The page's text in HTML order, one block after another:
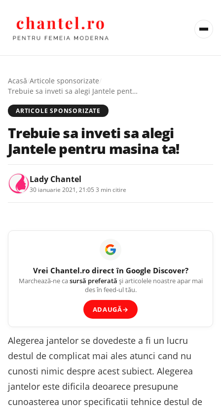
Acasă/Articole sponsorizate/
Trebuie sa inveti sa alegi Jantele pentru masina ta!
ARTICOLE SPONSORIZATE
Trebuie sa inveti sa alegi
Jantele pentru masina ta!
Lady Chantel
30 ianuarie 2021, 21:05 3 min citire
Vrei Chantel.rodirect în Google Discover?
Marchează-ne casursă preferată și articolele noastre apar mai
des în feed-ul tău.
ADAUGĂ→
Alegerea jantelor se dovedeste a fi un lucru
destul de complicat mai ales atunci cand nu
cunosti nimic despre acest subiect. Alegerea
jantelor este dificila deoarece presupune
cunoasterea unor specificatii tehnice destul de